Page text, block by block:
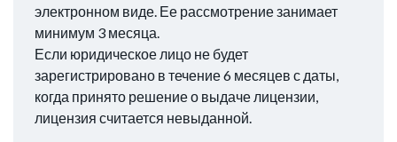
электронном виде. Ее рассмотрение занимает
минимум 3 месяца.
Если юридическое лицо не будет
зарегистрировано в течение 6 месяцев с даты,
когда принято решение о выдаче лицензии,
лицензия считается невыданной.